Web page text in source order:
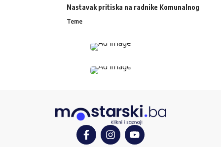
Nastavak pritiska na radnike Komunalnog
Teme